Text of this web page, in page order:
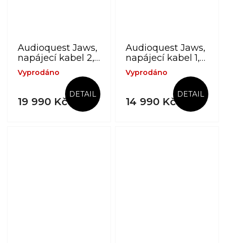
Audioquest Jaws,
napájecí kabel 2,0
m, zakončení IEC
C-13
Vyprodáno
19 990 Kč
DETAIL
Audioquest Jaws,
napájecí kabel 1,0
m, zakončení IEC
C-13
Vyprodáno
14 990 Kč
DETAIL